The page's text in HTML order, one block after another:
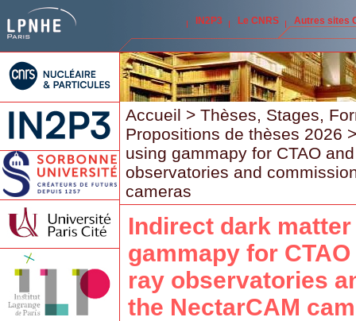
IN2P3 Le CNRS Autres sites
Accueil > Thèses, Stages,
Propositions de thèses 2026
using gammapy for CTAO
observatories and
cameras
Indirect dark
gammapy for
ray observatories
the NectarCAM